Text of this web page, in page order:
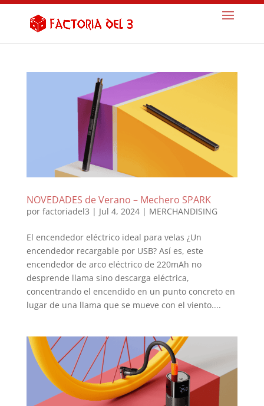
NOVEDADES de Verano – Mechero SPARK
por factoriadel3 | Jul 4, 2024| MERCHANDISING
El encendedor eléctrico ideal para velas ¿Un
encendedor recargable por USB? Así es, este
encendedor de arco eléctrico de 220mAh no
desprende llama sino descarga eléctrica,
concentrando el encendido en un punto concreto en
lugar de una llama que se mueve con el viento....